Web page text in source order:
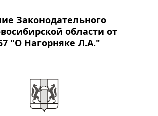
Законодательного
области от
"О Нагорняке Л.А."